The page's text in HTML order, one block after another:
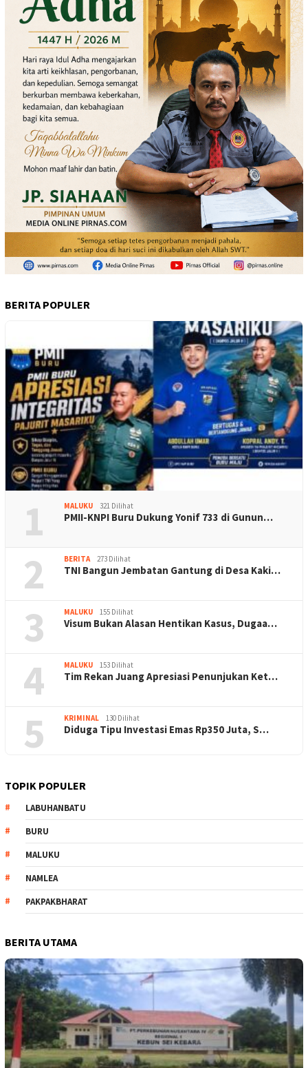
BERITA POPULER
1 MALUKU 321 Dilihat
PMII-KNPI Buru Dukung Yonif 733 di Gunun…
2 BERITA 273 Dilihat
TNI Bangun Jembatan Gantung di Desa Kaki…
3 MALUKU 155 Dilihat
Visum Bukan Alasan Hentikan Kasus, Dugaa…
4 MALUKU 153 Dilihat
Tim Rekan Juang Apresiasi Penunjukan Ket…
5 KRIMINAL 130 Dilihat
Diduga Tipu Investasi Emas Rp350 Juta, S…
TOPIK POPULER
LABUHANBATU
BURU
MALUKU
NAMLEA
PAKPAKBHARAT
BERITA UTAMA